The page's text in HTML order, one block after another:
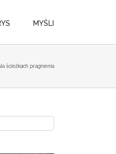
MYŚLI
ścieżkach pragnienia